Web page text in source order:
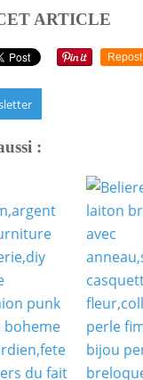
ARTICLE
Repost
: